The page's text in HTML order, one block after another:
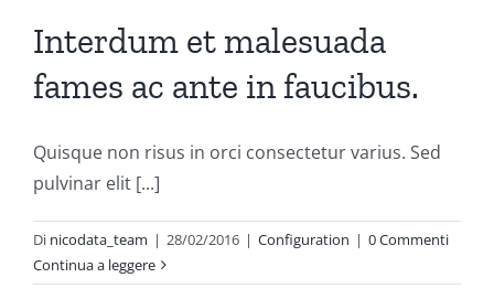
Interdum et malesuada
fames ac ante in faucibus.
Quisque non risus in orci consectetur varius. Sed
pulvinar elit [...]
Di nicodata_team | 28/02/2016 | Configuration | 0 Commenti
Continua a leggere